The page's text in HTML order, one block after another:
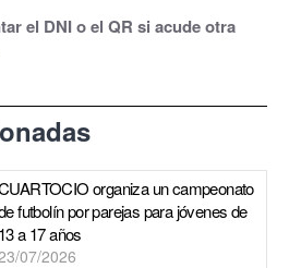
el DNI o el QR si acude otra
organiza un campeonato
futbolín por parejas para jóvenes de
13 a 17 años
07/2026